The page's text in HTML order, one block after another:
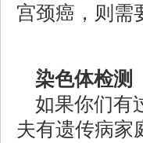
宫颈癌，则需
染色体检测
如果你们有
夫有遗传病家